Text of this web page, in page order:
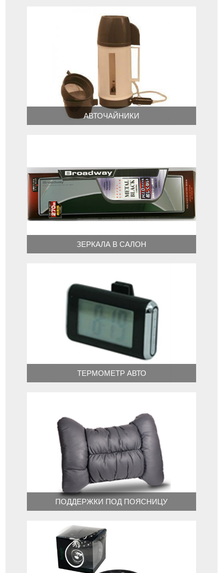
АВТОЧАЙНИКИ
ЗЕРКАЛА В САЛОН
ТЕРМОМЕТР АВТО
ПОДДЕРЖКИ ПОД ПОЯСНИЦУ